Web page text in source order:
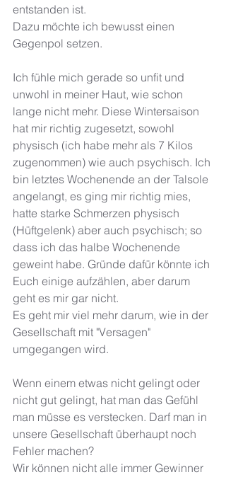
entstanden ist.
Dazu möchte ich bewusst einen
Gegenpol setzen.
Ich fühle mich gerade so unfit und
unwohl in meiner Haut, wie schon
lange nicht mehr. Diese Wintersaison
hat mir richtig zugesetzt, sowohl
physisch (ich habe mehr als 7 Kilos
zugenommen) wie auch psychisch. Ich
bin letztes Wochenende an der Talsole
angelangt, es ging mir richtig mies,
hatte starke Schmerzen physisch
(Hüftgelenk) aber auch psychisch; so
dass ich das halbe Wochenende
geweint habe. Gründe dafür könnte ich
Euch einige aufzählen, aber darum
geht es mir gar nicht.
Es geht mir viel mehr darum, wie in der
Gesellschaft mit "Versagen"
umgegangen wird.
Wenn einem etwas nicht gelingt oder
nicht gut gelingt, hat man das Gefühl
man müsse es verstecken. Darf man in
unsere Gesellschaft überhaupt noch
Fehler machen?
Wir können nicht alle immer Gewinner